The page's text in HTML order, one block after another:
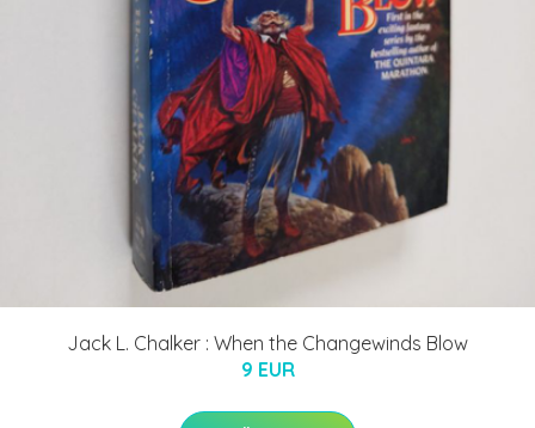
Jack L. Chalker : When the Changewinds Blow
9 EUR